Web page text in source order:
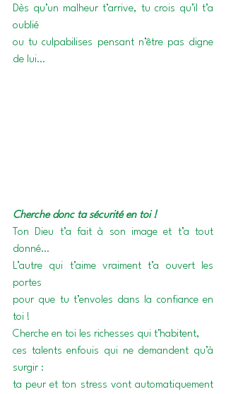
Dès qu’un malheur t’arrive, tu crois qu’il t’a
oublié
ou tu culpabilises pensant n’être pas digne
de lui…
Cherche donc ta sécurité en toi !
Ton Dieu t’a fait à son image et t’a tout
donné…
L’autre qui t’aime vraiment t’a ouvert les
portes
pour que tu t’envoles dans la confiance en
toi !
Cherche en toi les richesses qui t’habitent,
ces talents enfouis qui ne demandent qu’à
surgir :
ta peur et ton stress vont automatiquement